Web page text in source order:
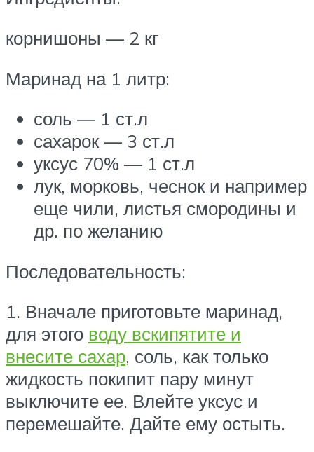
корнишоны — 2 кг
Маринад на 1 литр:
соль — 1 ст.л
сахарок — 3 ст.л
уксус 70% — 1 ст.л
лук, морковь, чеснок и например
еще чили, листья смородины и
др. по желанию
Последовательность:
1. Вначале приготовьте маринад,
для этого воду вскипятите и
внесите сахар, соль, как только
жидкость покипит пару минут
выключите ее. Влейте уксус и
перемешайте. Дайте ему остыть.